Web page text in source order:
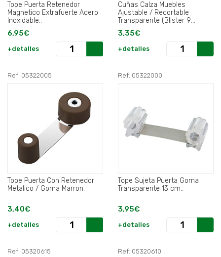
Tope Puerta Retenedor
Magnetico Extrafuerte Acero
Inoxidable..
6,95€
+detalles
Cuñas Calza Muebles
Ajustable / Recortable
Transparente (Blister 9
Piezas).
3,35€
+detalles
Ref: 05322005
Tope Puerta Con Retenedor
Metalico / Goma Marron.
3,40€
+detalles
Ref: 05322000
Tope Sujeta Puerta Goma
Transparente 13 cm..
3,95€
+detalles
Ref: 05320615 Ref: 05320610